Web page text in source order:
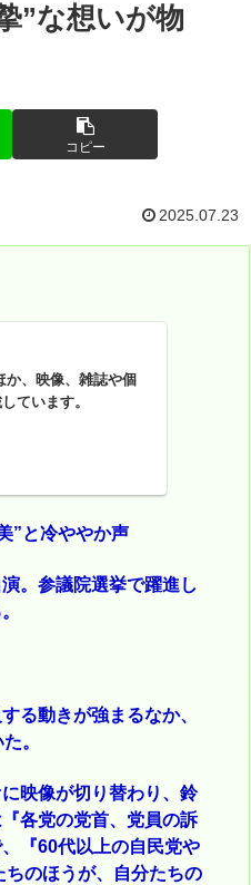
”な想いが物
コピー
2025.07.23
、映像、雑誌や個
ています。
”と冷ややか声
。参議院選挙で躍進し
る動きが強まるなか、
。
映像が切り替わり、鈴
各党の党首、党員の訴
『60代以上の自民党や
のほうが、自分たちの